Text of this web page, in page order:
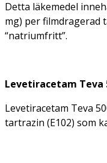
Detta läkemedel
mg) per filmdragerad
“natriumfritt”.
Levetiracetam
Levetiracetam Teva
tartrazin (E102) som